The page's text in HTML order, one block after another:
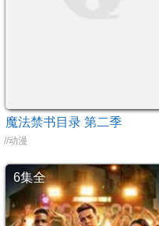
魔法禁书目录 第二季
//动漫
6集全